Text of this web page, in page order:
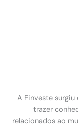
A Einveste
trazer
relacionados ao